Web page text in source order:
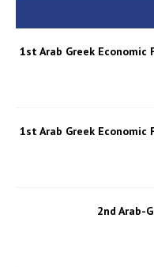
1st Arab Greek
1st Arab Greek
2nd Arab-